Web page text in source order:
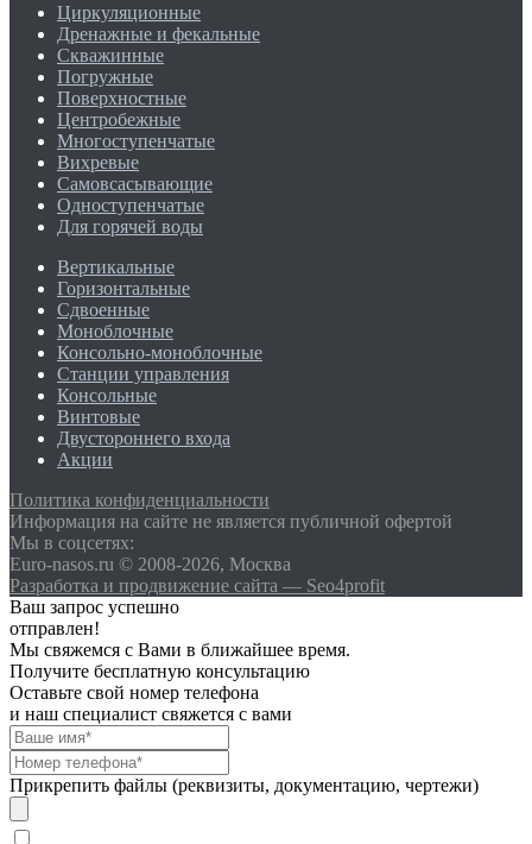
Циркуляционные
Дренажные и фекальные
Скважинные
Погружные
Поверхностные
Центробежные
Многоступенчатые
Вихревые
Самовсасывающие
Одноступенчатые
Для горячей воды
Вертикальные
Горизонтальные
Сдвоенные
Моноблочные
Консольно-моноблочные
Станции управления
Консольные
Винтовые
Двустороннего входа
Акции
Политика конфиденциальности
Информация на сайте не является публичной офертой
Мы в соцсетях:
Euro-nasos.ru © 2008-2026, Москва
Разработка и продвижение сайта — Seo4profit
Ваш запрос успешно
отправлен!
Мы свяжемся с Вами в ближайшее время.
Получите бесплатную консультацию
Оставьте свой номер телефона
и наш специалист свяжется с вами
Прикрепить файлы (реквизиты, документацию, чертежи)